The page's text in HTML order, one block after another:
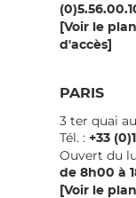
[Voir le plan
d'accès]
PARIS
3 ter quai
Tél. : +33
Ouvert du
de 8h00 à
[Voir le